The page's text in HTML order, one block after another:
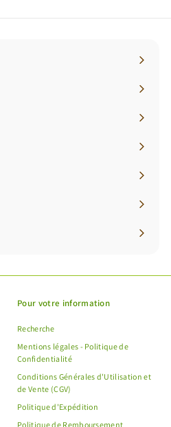
Pour votre information
Recherche
Mentions légales - Politique de
Confidentialité
Conditions Générales d'Utilisation et
de Vente (CGV)
Politique d'Expédition
Politique de Remboursement